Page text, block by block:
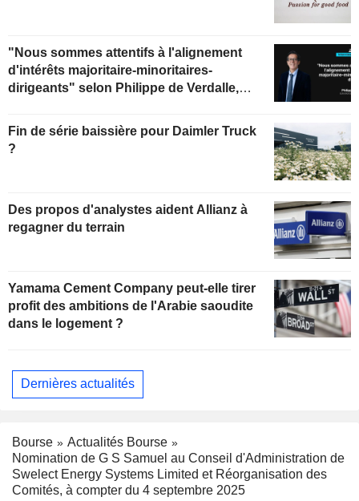
"Nous sommes attentifs à l'alignement
d'intérêts majoritaire-minoritaires-
dirigeants" selon Philippe de Verdalle,
Fin de série baissière pour Daimler Truck
?
Des propos d'analystes aident Allianz à
regagner du terrain
Yamama Cement Company peut-elle tirer
profit des ambitions de l'Arabie saoudite
dans le logement ?
Dernières actualités
Bourse
Actualités Bourse
Nomination de G S Samuel au Conseil d'Administration de
Swelect Energy Systems Limited et Réorganisation des
Comités, à compter du 4 septembre 2025